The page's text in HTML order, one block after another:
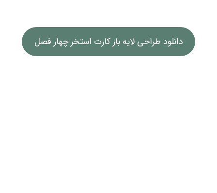
دانلود طراحی لایه باز کارت استخر چهار فصل